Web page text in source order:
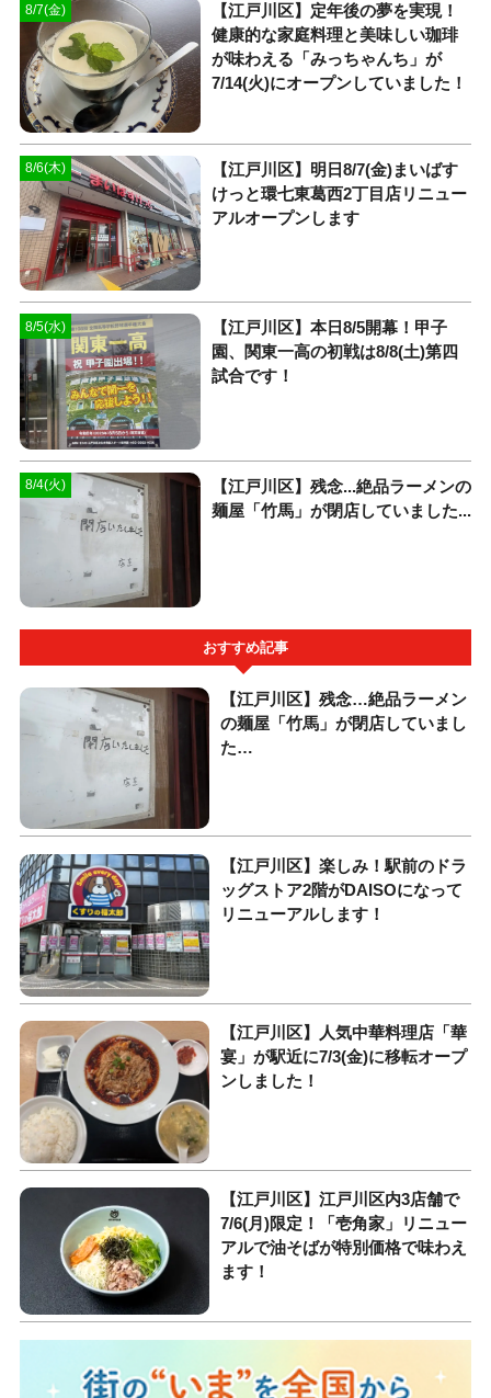
8/7(金)
【江戸川区】定年後の夢を実現！
健康的な家庭料理と美味しい珈琲
が味わえる「みっちゃんち」が
7/14(火)にオープンしていました！
8/6(木)
【江戸川区】明日8/7(金)まいばす
けっと環七東葛西2丁目店リニュー
アルオープンします
8/5(水)
【江戸川区】本日8/5開幕！甲子
園、関東一高の初戦は8/8(土)第四
試合です！
8/4(火)
【江戸川区】残念...絶品ラーメンの
麺屋「竹馬」が閉店していました...
おすすめ記事
【江戸川区】残念…絶品ラーメン
の麺屋「竹馬」が閉店していまし
た…
【江戸川区】楽しみ！駅前のドラ
ッグストア2階がDAISOになって
リニューアルします！
【江戸川区】人気中華料理店「華
宴」が駅近に7/3(金)に移転オープ
ンしました！
【江戸川区】江戸川区内3店舗で
7/6(月)限定！「壱角家」リニュー
アルで油そばが特別価格で味わえ
ます！